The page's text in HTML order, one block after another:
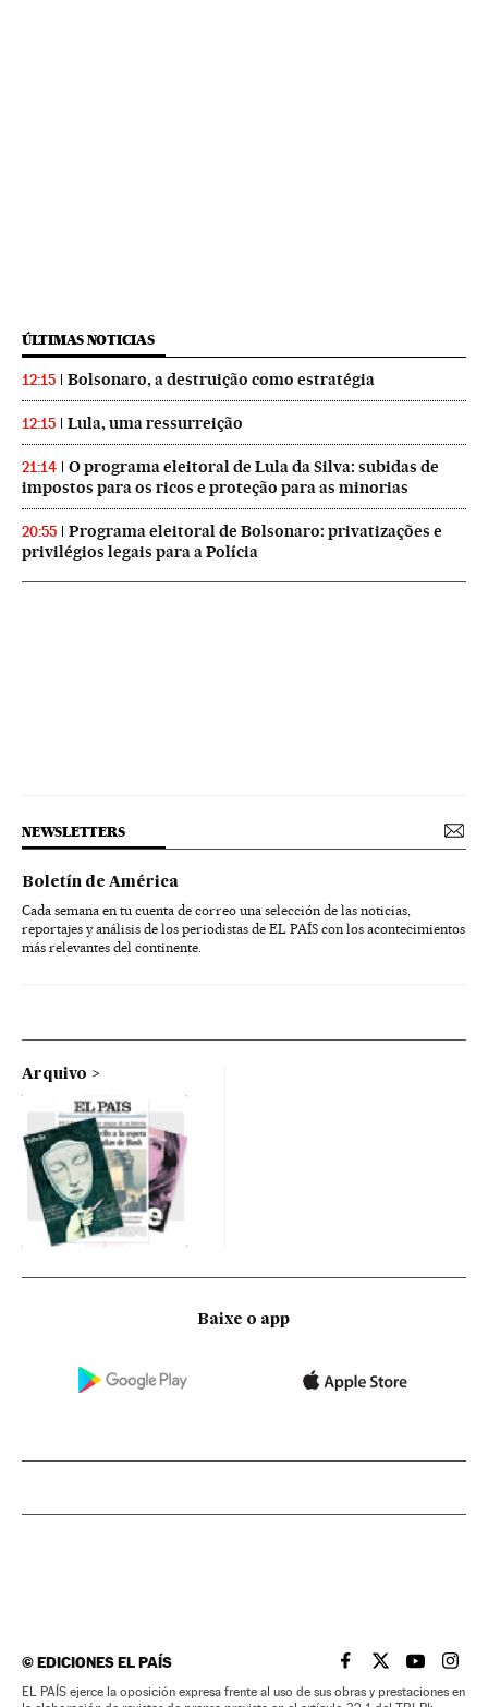
ÚLTIMAS NOTICIAS
12:15 Bolsonaro, a destruição como estratégia
12:15 Lula, uma ressurreição
21:14
O programa eleitoral de Lula da Silva: subidas de
impostos para os ricos e proteção para as minorias
20:55
Programa eleitoral de Bolsonaro: privatizações e
privilégios legais para a Polícia
NEWSLETTERS
Boletín de América
Cada semana en tu cuenta de correo una selección de las noticias,
reportajes y análisis de los periodistas de EL PAÍS con los acontecimientos
más relevantes del continente.
Arquivo
Baixe o app
©EDICIONES EL PAÍS EL PAÍS BRASIL EN
EL PAÍSEL PAÍS
EL
EL PAÍS ejerce la oposición expresa frente al uso de sus obras y prestaciones en